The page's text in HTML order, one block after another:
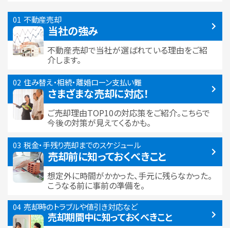
不動産売却
当社の強み
不動産売却で当社が選ばれている理由をご紹
介します。
住み替え・相続・離婚ローン支払い難
さまざまな売却に対応！
ご売却理由TOP10の対応策をご紹介。こちらで
今後の対策が見えてくるかも。
税金・手残り売却までのスケジュール
売却前に知っておくべきこと
想定外に時間がかかった、手元に残らなかった。
こうなる前に事前の準備を。
売却時のトラブルや値引き対応など
売却期間中に知っておくべきこと